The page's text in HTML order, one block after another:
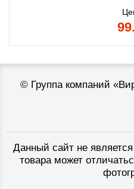
© Группа компаний
Данный сайт не
товара может